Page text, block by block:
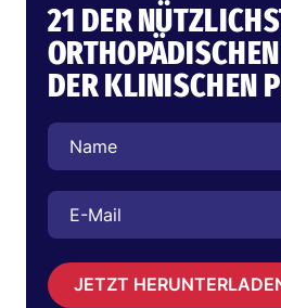
21 DER
DER KLINISCHEN
JETZT